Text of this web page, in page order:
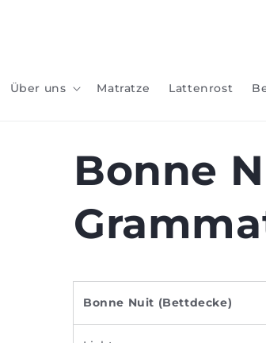
Über uns Matratze Lattenrost
Bonne
Bonne Nuit (Bettdecke)